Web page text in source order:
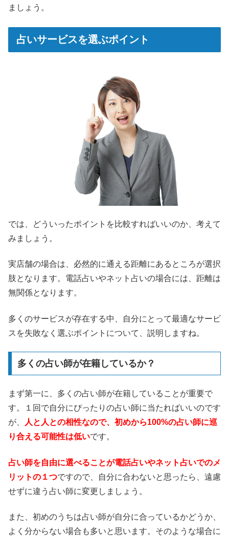
ましょう。
占いサービスを選ぶポイント
では、どういったポイントを比較すればいいのか、考えて
みましょう。
実店舗の場合は、必然的に通える距離にあるところが選択
肢となります。電話占いやネット占いの場合には、距離は
無関係となります。
多くのサービスが存在する中、自分にとって最適なサービ
スを失敗なく選ぶポイントについて、説明しますね。
多くの占い師が在籍しているか？
まず第一に、多くの占い師が在籍していることが重要で
す。１回で自分にぴったりの占い師に当たればいいのです
が、
人と人との相性なので、初めから100%の占い師に巡
り合える可能性は低いです。
占い師を自由に選べることが電話占いやネット占いでのメ
リットの１つですので、自分に合わないと思ったら、遠慮
せずに違う占い師に変更しましょう。
また、初めのうちは占い師が自分に合っているかどうか、
よく分からない場合も多いと思います。そのような場合に